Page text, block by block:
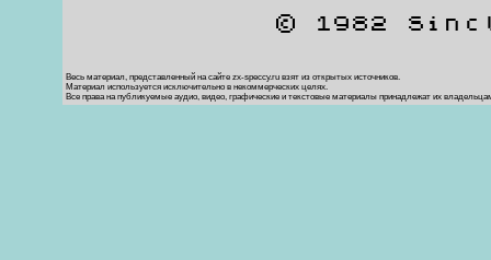
© 1982
Весь материал, представленный на сайте zx-speccy.ru взят из открытых источников.
Материал используется исключительно в некоммерческих целях.
Все права на публикуемые аудио, видео, графические и текстовые материалы принадлежат их